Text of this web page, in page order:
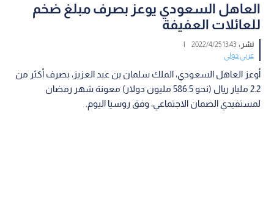
العاهل السعودي يوعز بصرف مبلغ ضخم
للعائلات العفيفة
نشر :13:43 2022/4/25
|
عربي دولي
أوعز العاهل السعودي، الملك سلمان بن عبد العزيز، بصرف أكثر من
2.2 مليار ريال (نحو 586.5 مليون دولار) معونة شهر رمضان
لمستفيدي الضمان الاجتماعي، وفق روسيا اليوم.